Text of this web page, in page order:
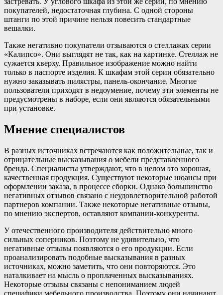
покупателей, недостаточная глубина. С одной стороны
штанги по этой причине нельзя повесить стандартные
вешалки.
Также негативно покупатели отзываются о стеллажах серии
«Калипсо». Они выглядят не так, как на картинке. Стеллаж не
сужается кверху. Правильное изображение можно найти
только в паспорте изделия. К шкафам этой серии обязательно
нужно заказывать пилястры, панель-окончание. Многие
пользователи приходят в недоумение, почему эти элементы не
предусмотрены в наборе, если они являются обязательными
при установке.
Мнение специалистов
В разных источниках встречаются как положительные, так и
отрицательные высказывания о мебели представленного
бренда. Специалисты утверждают, что в целом это хорошая,
качественная продукция. Существуют некоторые нюансы при
оформлении заказа, в процессе сборки. Однако большинство
негативных отзывов связано с неудовлетворительной работой
партнеров компании. Также некоторые негативные отзывы,
по мнению экспертов, оставляют компании-конкуренты.
У отечественного производителя действительно много
сильных соперников. Поэтому не удивительно, что
негативные отзывы появляются о его продукции. Если
проанализировать подобные высказывания в разных
источниках, можно заметить, что они повторяются. Это
наталкивает на мысль о проплаченных высказываниях.
Некоторые отзывы связаны с непониманием людей
специфики мебельного производства. Поэтому они начинают